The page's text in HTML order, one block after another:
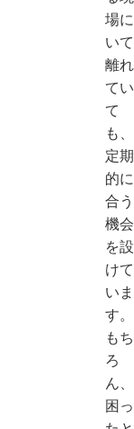
場に
いて
離れ
てい
て
も、
定期
的に
合う
機会
を設
けて
いま
す。
もち
ろ
ん、
困っ